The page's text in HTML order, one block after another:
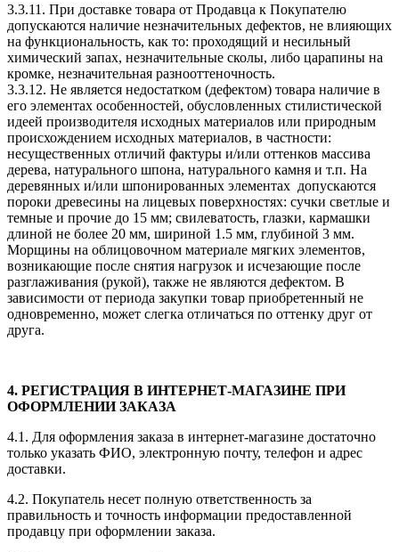
3.3.11. При доставке товара от Продавца к Покупателю
допускаются наличие незначительных дефектов, не влияющих
на функциональность, как то: проходящий и несильный
химический запах, незначительные сколы, либо царапины на
кромке, незначительная разнооттеночность.
3.3.12. Не является недостатком (дефектом) товара наличие в
его элементах особенностей, обусловленных стилистической
идеей производителя исходных материалов или природным
происхождением исходных материалов, в частности:
несущественных отличий фактуры и/или оттенков массива
дерева, натурального шпона, натурального камня и т.п. На
деревянных и/или шпонированных элементах допускаются
пороки древесины на лицевых поверхностях: сучки светлые и
темные и прочие до 15 мм; свилеватость, глазки, кармашки
длиной не более 20 мм, шириной 1.5 мм, глубиной 3 мм.
Морщины на облицовочном материале мягких элементов,
возникающие после снятия нагрузок и исчезающие после
разглаживания (рукой), также не являются дефектом. В
зависимости от периода закупки товар приобретенный не
одновременно, может слегка отличаться по оттенку друг от
друга.
4. РЕГИСТРАЦИЯ В ИНТЕРНЕТ-МАГАЗИНЕ ПРИ
ОФОРМЛЕНИИ ЗАКАЗА
4.1. Для оформления заказа в интернет-магазине достаточно
только указать ФИО, электронную почту, телефон и адрес
доставки.
4.2. Покупатель несет полную ответственность за
правильность и точность информации предоставленной
продавцу при оформлении заказа.